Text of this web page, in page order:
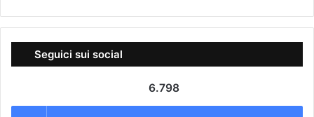
Seguici sui social
6.798